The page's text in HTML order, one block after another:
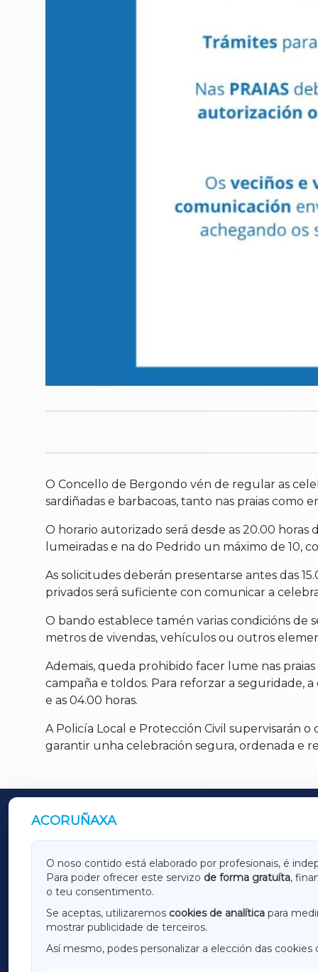
O Concello de Bergondo vén de regular as
sardiñadas e barbacoas, tanto nas praias como
O horario autorizado será desde as 20.00
lumeiradas e na do Pedrido un máximo de 10,
As solicitudes deberán presentarse antes das
privados será suficiente con comunicar a
O bando establece tamén varias condicións de
metros de vivendas, vehículos ou outros
Ademais, queda prohibido facer lume nas
campaña e toldos. Para reforzar a seguridade,
e as 04.00 horas.
A Policía Local e Protección Civil supervisarán
garantir unha celebración segura, ordenada e
ACORUÑAXA
O noso contido está elaborado por profesionais, é
Para poder ofrecer este servizo de forma gratuíta,
o teu consentimento.
Se aceptas, utilizaremos cookies de analítica para
mostrar publicidade de terceiros.
Así mesmo, podes personalizar a elección das cookies
OUTROS PERIÓDICOS
GALICIAXA
AMARIÑAXA
OURENSEXA